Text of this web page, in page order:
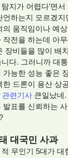
지가 어렵다’면서
하는지 모르겠지
의 움직임이나 예
전을 하는데 아
장비들을 많이 배
다. 그러니까 대
가능한 성능 좋은
한 드론이 용산 상
관련기사 큰일났네
발표를 신뢰하는
대국민 사과
무인기 5대가 대